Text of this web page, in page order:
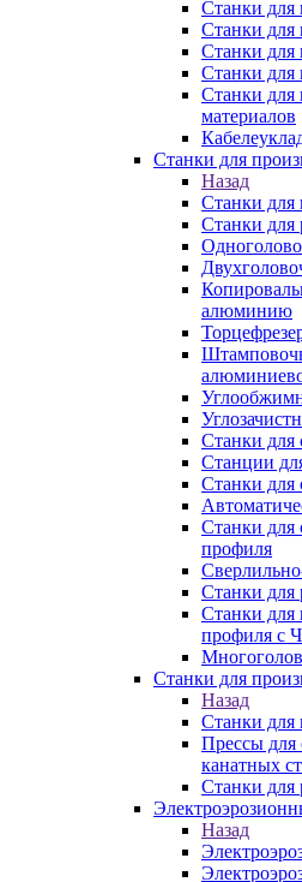
Станки для
Станки для
Станки
Станки для
Станки для
материалов
Станки для
Назад
Станки для
Станки для
алюминию
Станки
Станции
Станки для
Станки для
профиля
Станки для
Станки для
профиля с
Станки для
Назад
Станки для
Прессы для
канатных
Станки для
Назад